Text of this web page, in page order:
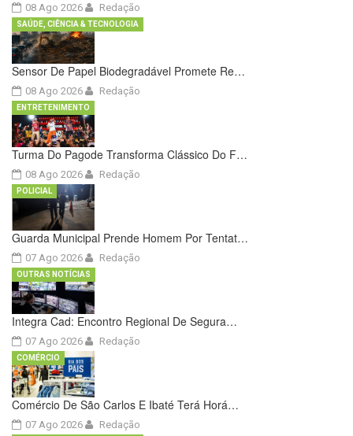
08 Ago 2026 Redação
Sensor De Papel Biodegradável Promete Re…
08 Ago 2026
SAÚDE, CIÊNCIA & TECNOLOGIA
Redação
Turma Do Pagode Transforma Clássico Do F…
08 Ago 2026
ENTRETENIMENTO
Redação
Guarda Municipal Prende Homem Por Tentat…
07 Ago 2026
POLICIAL
Redação
Integra Cad: Encontro Regional De Segura…
07 Ago 2026
OUTRAS NOTÍCIAS
Redação
Comércio De São Carlos E Ibaté Terá Horá…
07 Ago 2026
COMÉRCIO
Redação